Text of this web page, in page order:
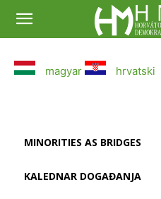
magyar hrvatski
MINORITIES AS BRIDGES
KALEDNAR DOGAĐANJA